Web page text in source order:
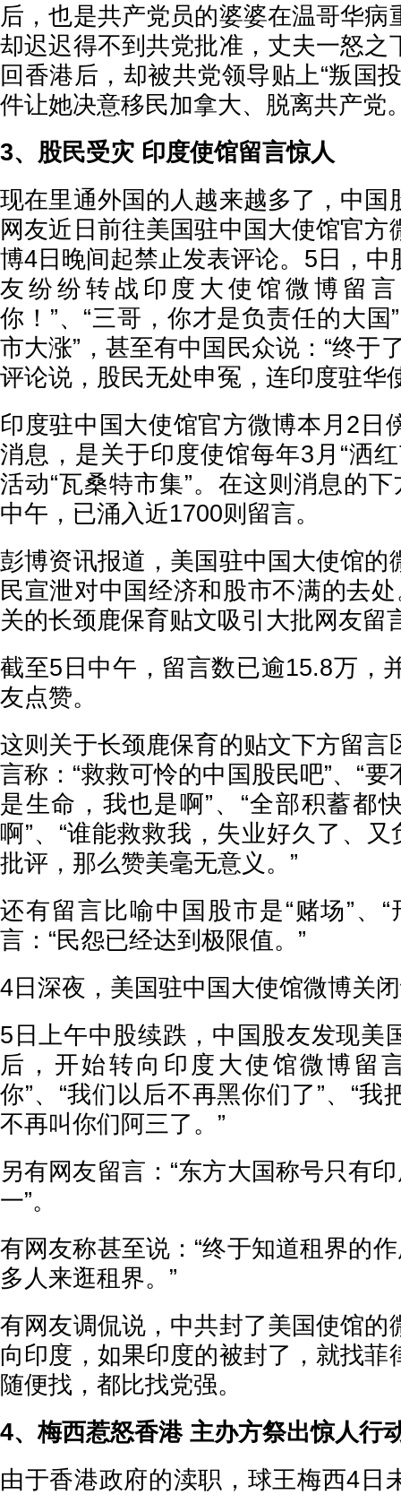
后，也是共产党员的婆婆在温哥华病
却迟迟得不到共党批准，丈夫一怒之
回香港后，却被共党领导贴上“叛国
件让她决意移民加拿大、脱离共产党
3、股民受灾 印度使馆留言惊人
现在里通外国的人越来越多了，中国
网友近日前往美国驻中国大使馆官方
博4日晚间起禁止发表评论。5日，中
友纷纷转战印度大使馆微博留
你！”、“三哥，你才是负责任的大国
市大涨”，甚至有中国民众说：“终于
评论说，股民无处申冤，连印度驻华
印度驻中国大使馆官方微博本月2日
消息，是关于印度使馆每年3月“洒
活动“瓦桑特市集”。在这则消息的
中午，已涌入近1700则留言。
彭博资讯报道，美国驻中国大使馆的
民宣泄对中国经济和股市不满的去
关的长颈鹿保育贴文吸引大批网友留
截至5日中午，留言数已逾15.8万，
友点赞。
这则关于长颈鹿保育的贴文下方留言
言称：“救救可怜的中国股民吧”、“
是生命，我也是啊”、“全部积蓄都
啊”、“谁能救救我，失业好久了、又
批评，那么赞美毫无意义。”
还有留言比喻中国股市是“赌场”、
言：“民怨已经达到极限值。”
4日深夜，美国驻中国大使馆微博关
5日上午中股续跌，中国股友发现美
后，开始转向印度大使馆微博留
你”、“我们以后不再黑你们了”、“我
不再叫你们阿三了。”
另有网友留言：“东方大国称号只有
一”。
有网友称甚至说：“终于知道租界的
多人来逛租界。”
有网友调侃说，中共封了美国使馆的
向印度，如果印度的被封了，就找菲
随便找，都比找党强。
4、梅西惹怒香港 主办方祭出惊人行
由于香港政府的渎职，球王梅西4日